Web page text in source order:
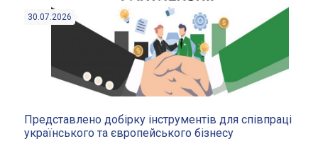
30.07.2026
Представлено добірку інструментів для співпраці
українського та європейського бізнесу